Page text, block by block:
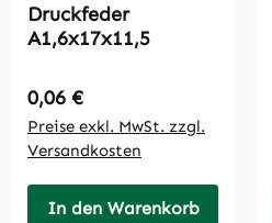
Druckfeder
A1,6x17x11,5
Regulärer Preis:
0,06 €
Preise exkl. MwSt. zzgl.
Versandkosten
In den Warenkorb